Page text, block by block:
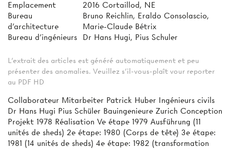
Emplacement
2016 Cortaillod, NE
Bureau
d'architecture
Bruno Reichlin, Eraldo Consolascio,
Marie-Claude Bétrix
Bureau d'ingénieurs
Dr Hans Hugi, Pius Schuler
L'extrait des articles est généré automatiquement et peu
présenter des anomalies. Veuillez s'il-vous-plaît vour reporter
au PDF HD
Collaborateur Mitarbeiter Patrick Huber Ingénieurs civils
Dr Hans Hugi Pius Schüler Bauingenieure Zurich Conception
Projekt 1978 Réalisation Ve étape 1979 Ausführung (11
unités de sheds) 2e étape: 1980 (Corps de tête) 3e étape:
1981 (14 unités de sheds) 4e étape: 1982 (transformation